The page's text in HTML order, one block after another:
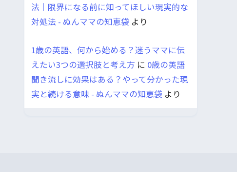
法｜限界になる前に知ってほしい現実的な
対処法 - ぬんママの知恵袋 より
1歳の英語、何から始める？迷うママに伝
えたい3つの選択肢と考え方 に 0歳の英語
聞き流しに効果はある？やって分かった現
実と続ける意味 - ぬんママの知恵袋 より